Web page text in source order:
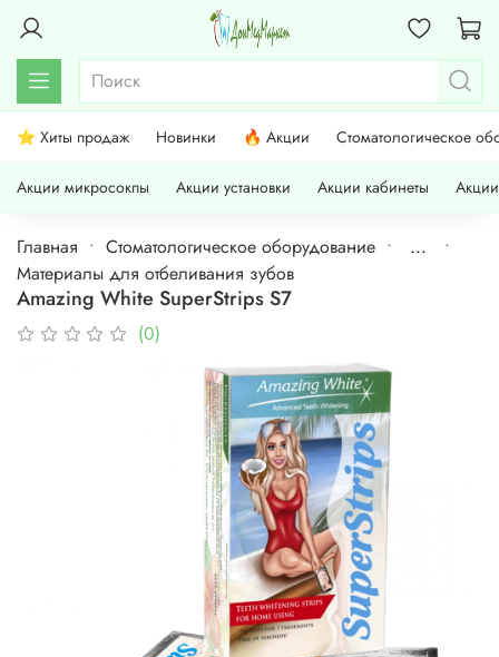
⭐ Хиты продаж Новинки 🔥 Акции Стоматологическое
Акции микросокпы Акции установки Акции кабинеты
Главная Стоматологическое оборудование
...
Материалы для отбеливания зубов
Amazing White SuperStrips S7
(0)